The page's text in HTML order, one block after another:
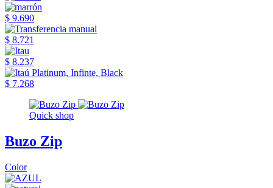
$ 9.690
$ 8.721
$ 8.237
$ 7.268
Quick shop
Buzo Zip
Color